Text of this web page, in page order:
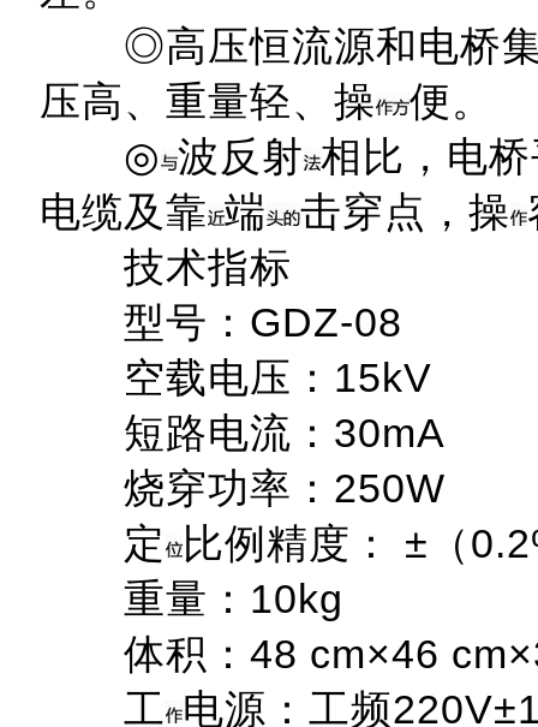
◎高压恒流源和电桥
压高、重量轻、操
便。
◎ 波反射 相比，电
电缆及靠 端 击穿点，操
技术指标
型号：GDZ-08
空载电压：15kV
短路电流：30mA
烧穿功率：250W
定 比例精度： ±（
重量：10kg
体积：48 cm×46
工 电源：工频